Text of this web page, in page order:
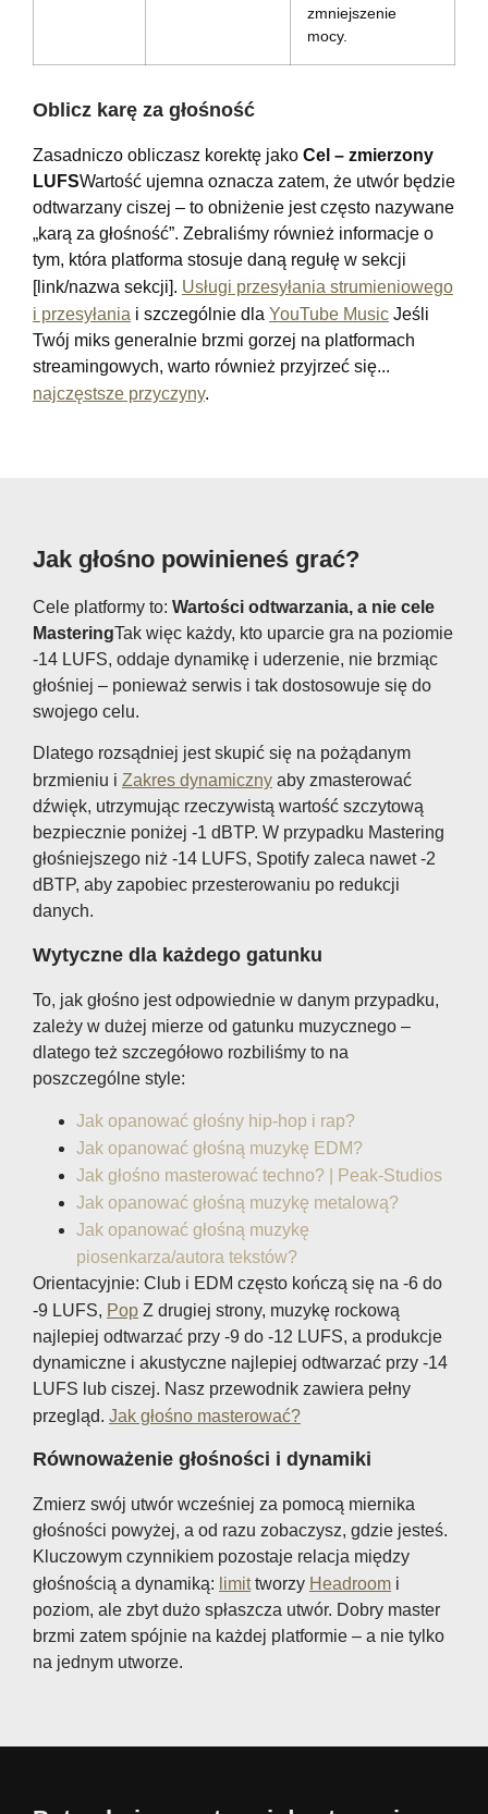
zmniejszenie
mocy.
Oblicz karę za głośność
Zasadniczo obliczasz korektę jako Cel – zmierzony
LUFSWartość ujemna oznacza zatem, że utwór będzie
odtwarzany ciszej – to obniżenie jest często nazywane
„karą za głośność”. Zebraliśmy również informacje o
tym, która platforma stosuje daną regułę w sekcji
[link/nazwa sekcji]. Usługi przesyłania strumieniowego
i przesyłania i szczególnie dla YouTube Music Jeśli
Twój miks generalnie brzmi gorzej na platformach
streamingowych, warto również przyjrzeć się...
najczęstsze przyczyny.
Jak głośno powinieneś grać?
Cele platformy to: Wartości odtwarzania, a nie cele
MasteringTak więc każdy, kto uparcie gra na poziomie
-14 LUFS, oddaje dynamikę i uderzenie, nie brzmiąc
głośniej – ponieważ serwis i tak dostosowuje się do
swojego celu.
Dlatego rozsądniej jest skupić się na pożądanym
brzmieniu i Zakres dynamiczny aby zmasterować
dźwięk, utrzymując rzeczywistą wartość szczytową
bezpiecznie poniżej -1 dBTP. W przypadku Mastering
głośniejszego niż -14 LUFS, Spotify zaleca nawet -2
dBTP, aby zapobiec przesterowaniu po redukcji
danych.
Wytyczne dla każdego gatunku
To, jak głośno jest odpowiednie w danym przypadku,
zależy w dużej mierze od gatunku muzycznego –
dlatego też szczegółowo rozbiliśmy to na
poszczególne style:
Jak opanować głośny hip-hop i rap?
Jak opanować głośną muzykę EDM?
Jak głośno masterować techno? | Peak-Studios
Jak opanować głośną muzykę metalową?
Jak opanować głośną muzykę
piosenkarza/autora tekstów?
Orientacyjnie: Club i EDM często kończą się na -6 do
-9 LUFS, Pop Z drugiej strony, muzykę rockową
najlepiej odtwarzać przy -9 do -12 LUFS, a produkcje
dynamiczne i akustyczne najlepiej odtwarzać przy -14
LUFS lub ciszej. Nasz przewodnik zawiera pełny
przegląd. Jak głośno masterować?
Równoważenie głośności i dynamiki
Zmierz swój utwór wcześniej za pomocą miernika
głośności powyżej, a od razu zobaczysz, gdzie jesteś.
Kluczowym czynnikiem pozostaje relacja między
głośnością a dynamiką: limittworzy Headroom i
poziom, ale zbyt dużo spłaszcza utwór. Dobry master
brzmi zatem spójnie na każdej platformie – a nie tylko
na jednym utworze.